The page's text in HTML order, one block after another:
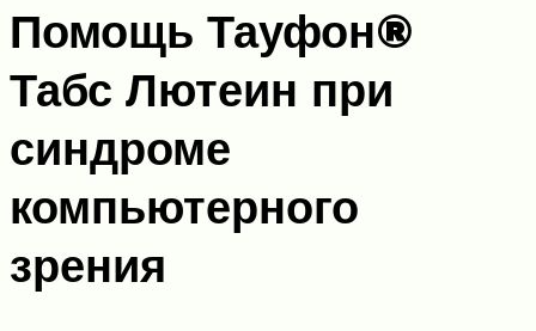
Помощь Тауфон®
Табс Лютеин при
синдроме
компьютерного
зрения